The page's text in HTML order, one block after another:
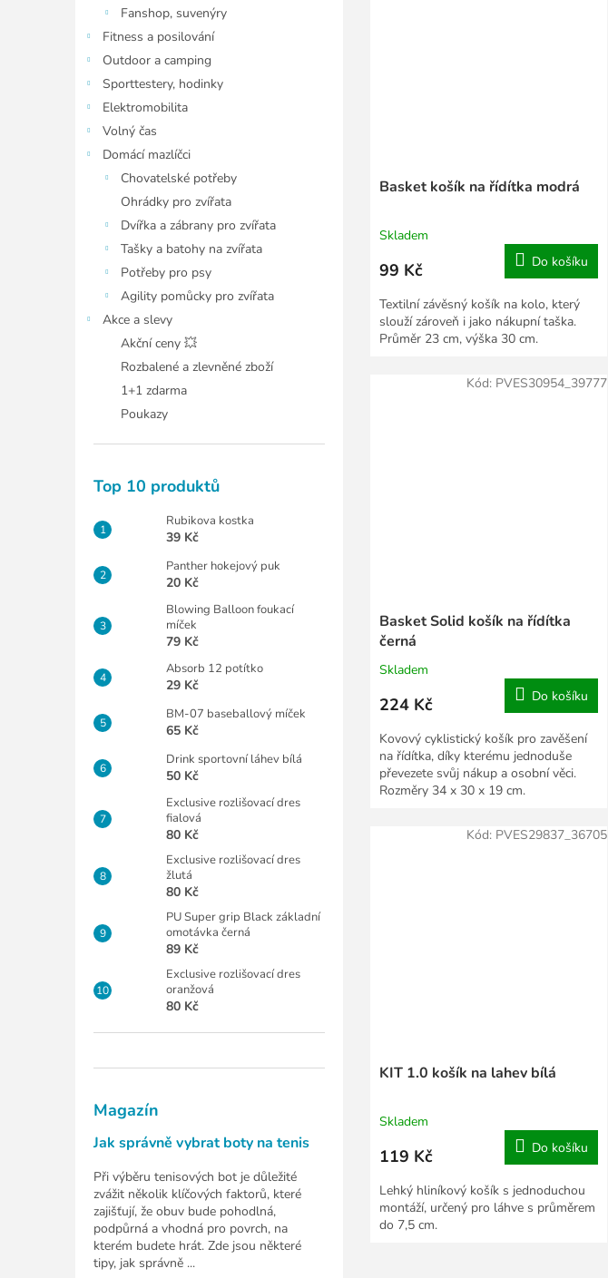
Fanshop, suvenýry
Fitness a posilování
Outdoor a camping
Sporttestery, hodinky
Elektromobilita
Volný čas
Domácí mazlíčci
Chovatelské potřeby
Ohrádky pro zvířata
Dvířka a zábrany pro zvířata
Tašky a batohy na zvířata
Potřeby pro psy
Agility pomůcky pro zvířata
Akce a slevy
Akční ceny 💥
Rozbalené a zlevněné zboží
1+1 zdarma
Poukazy
Top 10 produktů
Rubikova kostka
39 Kč
Panther hokejový puk
20 Kč
Blowing Balloon foukací
míček
79 Kč
Absorb 12 potítko
29 Kč
BM-07 baseballový míček
65 Kč
Drink sportovní láhev bílá
50 Kč
Exclusive rozlišovací dres
fialová
80 Kč
Exclusive rozlišovací dres
žlutá
80 Kč
PU Super grip Black základní
omotávka černá
89 Kč
Exclusive rozlišovací dres
oranžová
80 Kč
Magazín
Jak správně vybrat boty na tenis
Při výběru tenisových bot je důležité
zvážit několik klíčových faktorů, které
zajišťují, že obuv bude pohodlná,
podpůrná a vhodná pro povrch, na
kterém budete hrát. Zde jsou některé
tipy, jak správně ...
Basket košík na řídítka modrá
Skladem
99 Kč Do košíku
Textilní závěsný košík na kolo, který
slouží zároveň i jako nákupní taška.
Průměr 23 cm, výška 30 cm.
Basket Solid košík na řídítka
černá
Skladem
224 Kč Do košíku
Kovový cyklistický košík pro zavěšení
na řídítka, díky kterému jednoduše
převezete svůj nákup a osobní věci.
Rozměry 34 x 30 x 19 cm.
Kód: PVES30954_39777
KIT 1.0 košík na lahev bílá
Skladem
119 Kč Do košíku
Lehký hliníkový košík s jednoduchou
montáží, určený pro láhve s průměrem
do 7,5 cm.
Kód: PVES29837_36705